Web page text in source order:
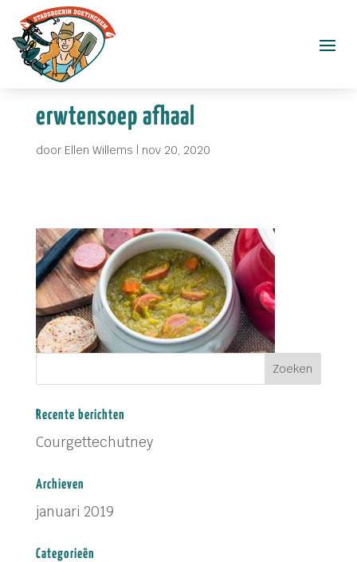
erwtensoep afhaal
door Ellen Willems | nov 20, 2020
Recente berichten
Courgettechutney
Archieven
januari 2019
Categorieën